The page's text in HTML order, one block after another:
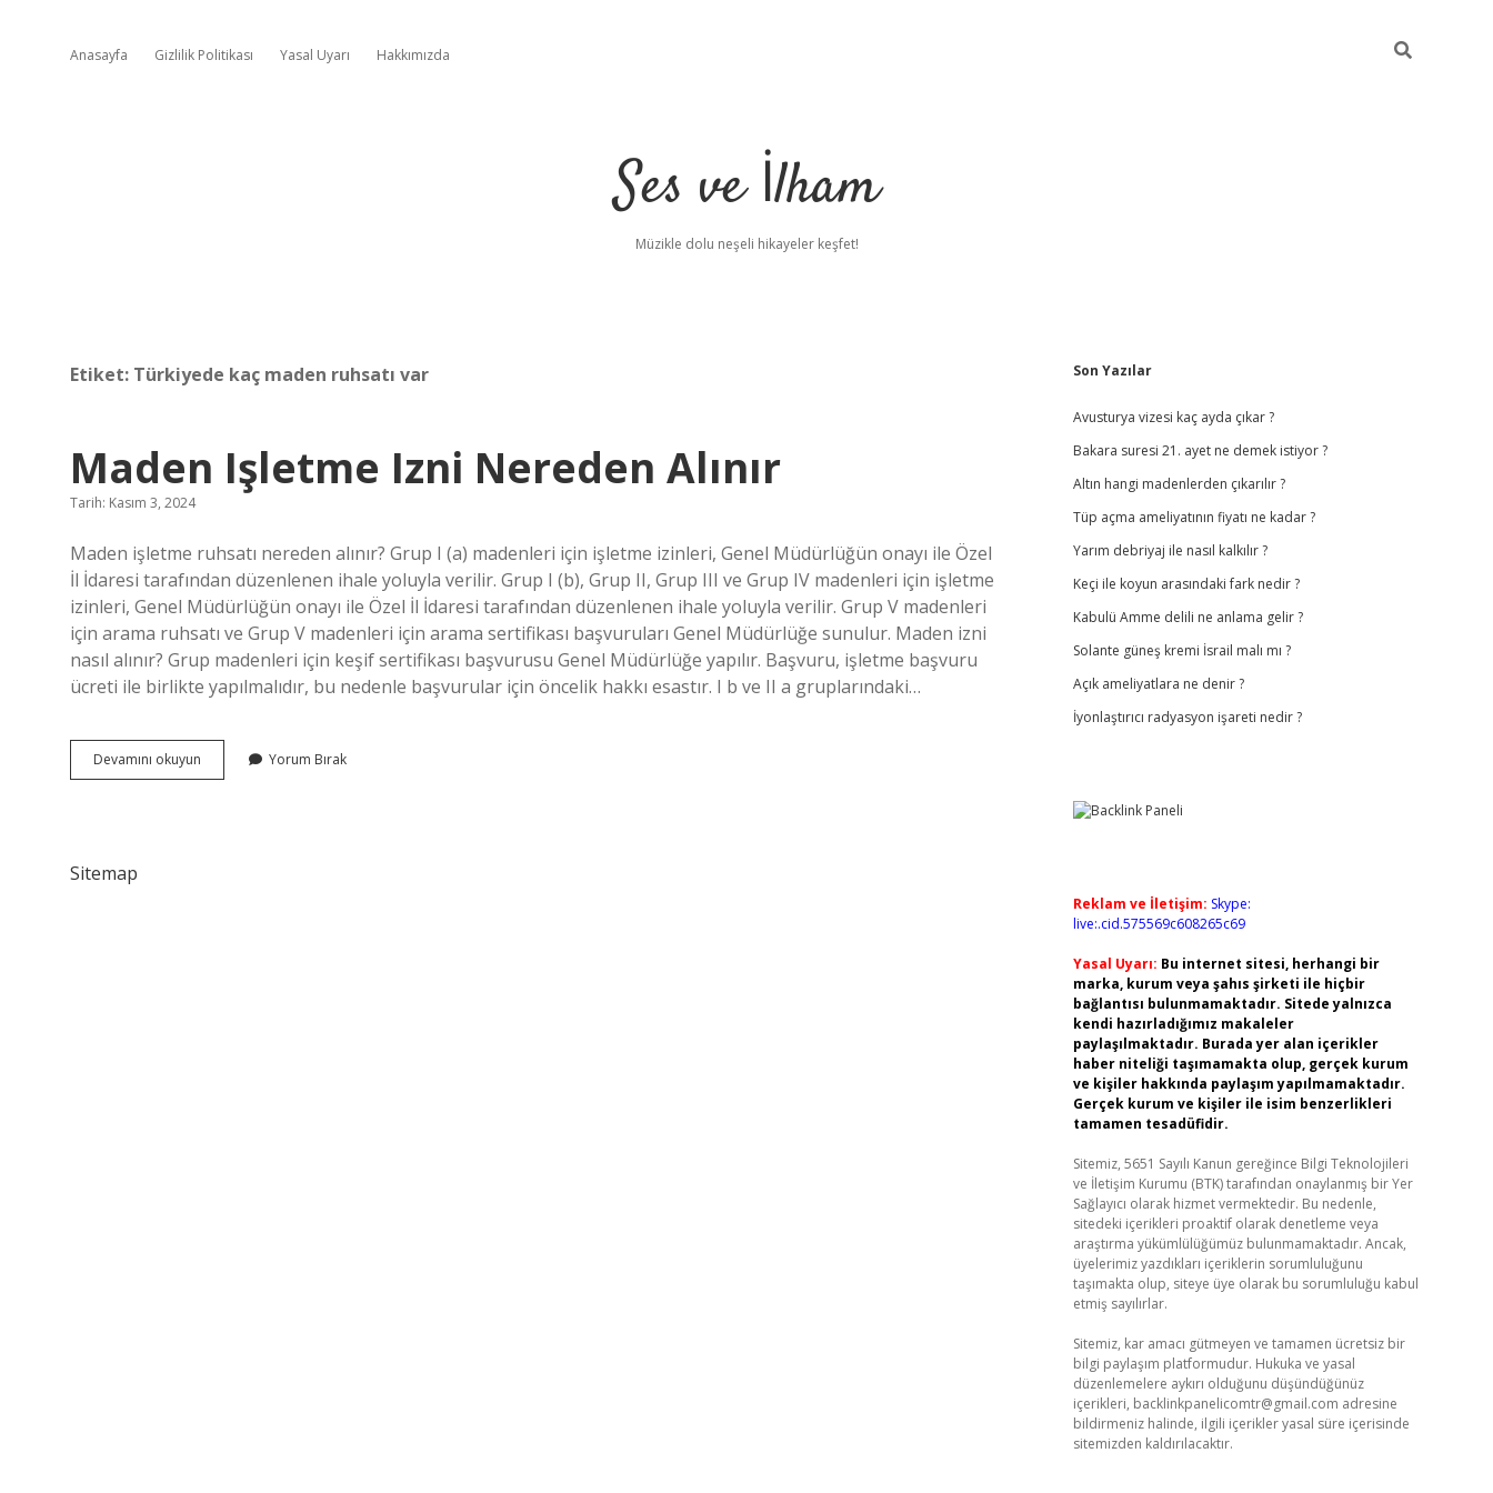
Anasayfa Gizlilik Politikası Yasal Uyarı Hakkımızda
Ses ve İlham
Müzikle dolu neşeli hikayeler keşfet!
Etiket: Türkiyede kaç maden ruhsatı var
Maden Işletme Izni Nereden Alınır
Tarih: Kasım 3, 2024
Maden işletme ruhsatı nereden alınır? Grup I (a) madenleri için işletme izinleri, Genel Müdürlüğün onayı ile Özel
İl İdaresi tarafından düzenlenen ihale yoluyla verilir. Grup I (b), Grup II, Grup III ve Grup IV madenleri için işletme
izinleri, Genel Müdürlüğün onayı ile Özel İl İdaresi tarafından düzenlenen ihale yoluyla verilir. Grup V madenleri
için arama ruhsatı ve Grup V madenleri için arama sertifikası başvuruları Genel Müdürlüğe sunulur. Maden izni
nasıl alınır? Grup madenleri için keşif sertifikası başvurusu Genel Müdürlüğe yapılır. Başvuru, işletme başvuru
ücreti ile birlikte yapılmalıdır, bu nedenle başvurular için öncelik hakkı esastır. I b ve II a gruplarındaki…
Devamını okuyun
Işletme
Yorum Bırak
Sitemap
Sidebar
Son Yazılar
Avusturya vizesi kaç ayda çıkar ?
Bakara suresi 21. ayet ne demek istiyor ?
Altın hangi madenlerden çıkarılır ?
Tüp açma ameliyatının fiyatı ne kadar ?
Yarım debriyaj ile nasıl kalkılır ?
Keçi ile koyun arasındaki fark nedir ?
Kabulü Amme delili ne anlama gelir ?
Solante güneş kremi İsrail malı mı ?
Açık ameliyatlara ne denir ?
İyonlaştırıcı radyasyon işareti nedir ?
Reklam ve İletişim: Skype:
live:.cid.575569c608265c69
Yasal Uyarı: Bu internet sitesi, herhangi bir
marka, kurum veya şahıs şirketi ile hiçbir
bağlantısı bulunmamaktadır. Sitede yalnızca
kendi hazırladığımız makaleler
paylaşılmaktadır. Burada yer alan içerikler
haber niteliği taşımamakta olup, gerçek kurum
ve kişiler hakkında paylaşım yapılmamaktadır.
Gerçek kurum ve kişiler ile isim benzerlikleri
tamamen tesadüfidir.
Sitemiz, 5651 Sayılı Kanun gereğince Bilgi Teknolojileri
ve İletişim Kurumu (BTK) tarafından onaylanmış bir Yer
Sağlayıcı olarak hizmet vermektedir. Bu nedenle,
sitedeki içerikleri proaktif olarak denetleme veya
araştırma yükümlülüğümüz bulunmamaktadır. Ancak,
üyelerimiz yazdıkları içeriklerin sorumluluğunu
taşımakta olup, siteye üye olarak bu sorumluluğu kabul
etmiş sayılırlar.
Sitemiz, kar amacı gütmeyen ve tamamen ücretsiz bir
bilgi paylaşım platformudur. Hukuka ve yasal
düzenlemelere aykırı olduğunu düşündüğünüz
içerikleri, backlinkpanelicomtr@gmail.com adresine
bildirmeniz halinde, ilgili içerikler yasal süre içerisinde
sitemizden kaldırılacaktır.